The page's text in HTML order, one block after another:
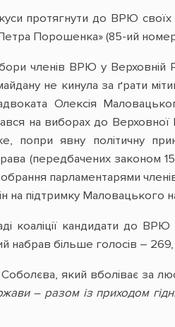
протягнути до ВРЮ
Порошенка» (85-ий номер
членів ВРЮ у Верховній
не кинула за ґрати
Олексія
на виборах до
попри явну політичну
(передбачених
обрання парламентарями
на підтримку Маловацького
коаліції кандидати до
набрав більше голосів –
який вболіває за
– разом із приходом